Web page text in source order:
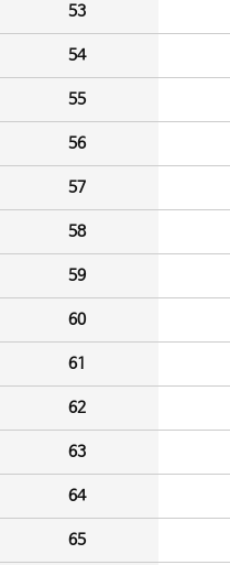
53
54
55
56
57
58
59
60
61
62
63
64
65